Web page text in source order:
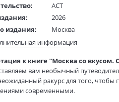
АСТ
2026
издания:
Москва
18+
Корнилова О. А.
Мягкая обложка
информация
к книге "Москва со
вам необычный
ракурс для того, чтобы
современными.